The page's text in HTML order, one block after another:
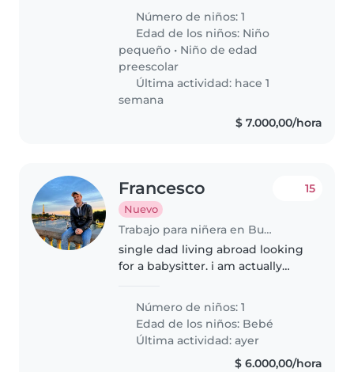
3 años. Necesitamos a alguien
que esté cómodo con las
mascotas y pueda ayudar con
algunas..
Número de niños: 1
Edad de los niños: Niño
pequeño • Niño de edad
preescolar
Última actividad: hace 1
semana
$ 7.000,00/hora
Francesco
Nuevo
Trabajo para niñera en Buenos Aires
15
single dad living abroad looking
for a babysitter. i am actually
changing my location
(argentina) cuz of my job
Número de niños: 1
Edad de los niños: Bebé
Última actividad: ayer
$ 6.000,00/hora